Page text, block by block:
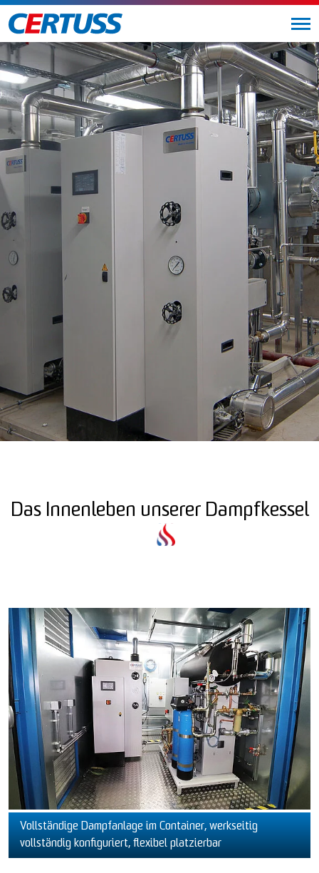
Das Innenleben unserer Dampfkessel
Vollständige Dampfanlage im Container, werkseitig
vollständig konfiguriert, flexibel platzierbar